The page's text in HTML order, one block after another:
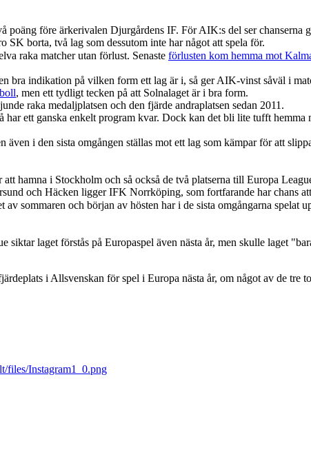
före ärkerivalen Djurgårdens IF. För AIK:s del ser chanserna
borta, två lag som dessutom inte har något att spela för.
raka matcher utan förlust. Senaste förlusten kom hemma mot
bra indikation på vilken form ett lag är i, så ger AIK-vinst såväl i
, men ett tydligt tecken på att Solnalaget är i bra form.
raka medaljplatsen och den fjärde andraplatsen sedan 2011.
ett ganska enkelt program kvar. Dock kan det bli lite tufft
även i den sista omgången ställas mot ett lag som kämpar för att
hamna i Stockholm och så också de två platserna till Europa
och Häcken ligger IFK Norrköping, som fortfarande har chans
sommaren och början av hösten har i de sista omgångarna spelat
siktar laget förstås på Europaspel även nästa år, men skulle laget
i Allsvenskan för spel i Europa nästa år, om något av de tre